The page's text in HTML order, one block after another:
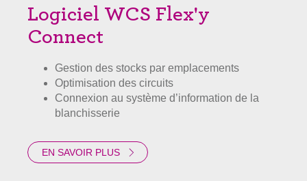
Logiciel WCS Flex'y
Connect
Gestion des stocks par emplacements
Optimisation des circuits
Connexion au système d’information de la
blanchisserie
EN SAVOIR PLUS